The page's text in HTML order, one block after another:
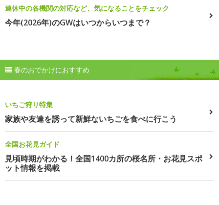
連休中の各機関の対応など、気になることをチェック
今年(2026年)のGWはいつからいつまで？
春のおでかけにおすすめ
いちご狩り特集
家族や友達を誘って新鮮ないちごを食べに行こう
全国お花見ガイド
見頃時期がわかる！全国1400カ所の桜名所・お花見スポ
ット情報を掲載